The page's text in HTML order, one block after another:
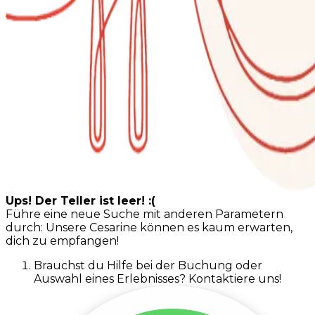
Ups! Der Teller ist leer! :(
Führe eine neue Suche mit anderen Parametern
durch: Unsere Cesarine können es kaum erwarten,
dich zu empfangen!
Brauchst du Hilfe bei der Buchung oder
Auswahl eines Erlebnisses? Kontaktiere uns!